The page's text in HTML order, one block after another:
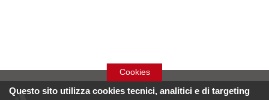
Cookies
Questo sito utilizza cookies tecnici, analitici e di targeting